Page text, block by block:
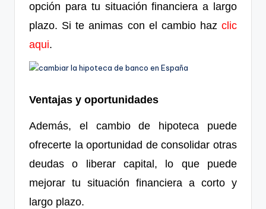
opción para tu situación financiera a largo
plazo. Si te animas con el cambio haz clic
aqui.
Ventajas y oportunidades
Además, el cambio de hipoteca puede
ofrecerte la oportunidad de consolidar otras
deudas o liberar capital, lo que puede
mejorar tu situación financiera a corto y
largo plazo.